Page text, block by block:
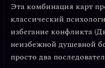
Эта комбинация карт
классический
избегание конфликта
неизбежной душевной
просто два